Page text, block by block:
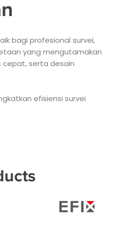
bagi profesional survei,
yang mengutamakan
cepat, serta desain
efisiensi survei